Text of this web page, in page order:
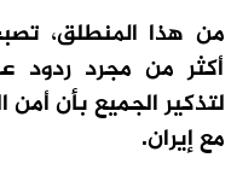
من هذا المنطلق،
أكثر من مجرد ردود
لتذكير الجميع بأن أمن
مع إيران.